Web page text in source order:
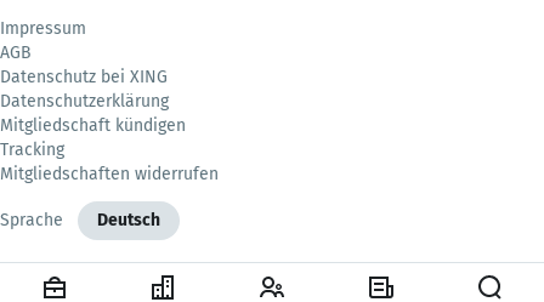
Impressum
AGB
Datenschutz bei XING
Datenschutzerklärung
Mitgliedschaft kündigen
Tracking
Mitgliedschaften widerrufen
Sprache Deutsch